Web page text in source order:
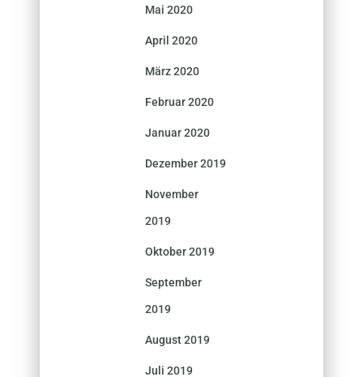
Mai 2020
April 2020
März 2020
Februar 2020
Januar 2020
Dezember 2019
November
2019
Oktober 2019
September
2019
August 2019
Juli 2019